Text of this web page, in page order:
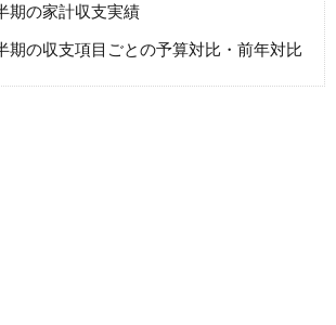
期の家計収支実績
期の収支項目ごとの予算対比・前年対比